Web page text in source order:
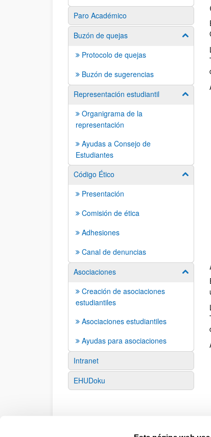
Paro Académico
Buzón de quejas
Protocolo de quejas
Buzón de sugerencias
Representación estudiantil
Organigrama de la
representación
Ayudas a Consejo de
Estudiantes
Código Ético
Presentación
Comisión de ética
Adhesiones
Canal de denuncias
Asociaciones
Creación de asociaciones
estudiantiles
Asociaciones estudiantiles
Ayudas para asociaciones
Intranet
EHUDoku